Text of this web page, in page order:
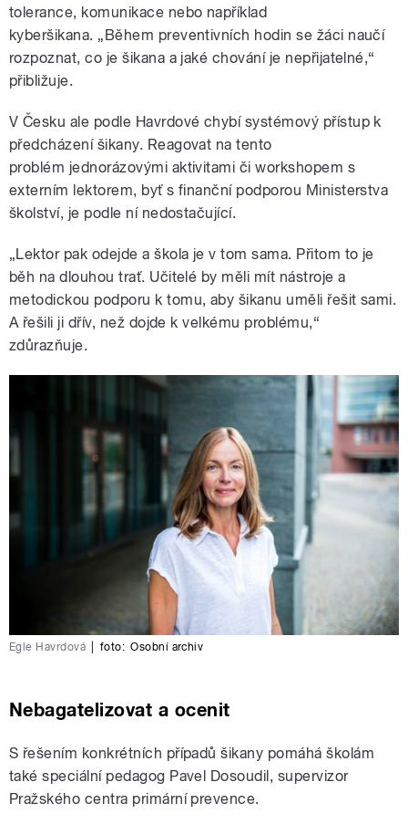
tolerance, komunikace nebo například
kyberšikana. „Během preventivních hodin se žáci naučí
rozpoznat, co je šikana a jaké chování je nepřijatelné,“
přibližuje.
V Česku ale podle Havrdové chybí systémový přístup k
předcházení šikany. Reagovat na tento
problém jednorázovými aktivitami či workshopem s
externím lektorem, byť s finanční podporou Ministerstva
školství, je podle ní nedostačující.
„Lektor pak odejde a škola je v tom sama. Přitom to je
běh na dlouhou trať. Učitelé by měli mít nástroje a
metodickou podporu k tomu, aby šikanu uměli řešit sami.
A řešili ji dřív, než dojde k velkému problému,“
zdůrazňuje.
Egle Havrdová foto: Osobní archiv
Nebagatelizovat a ocenit
S řešením konkrétních případů šikany pomáhá školám
také speciální pedagog Pavel Dosoudil, supervizor
Pražského centra primární prevence.